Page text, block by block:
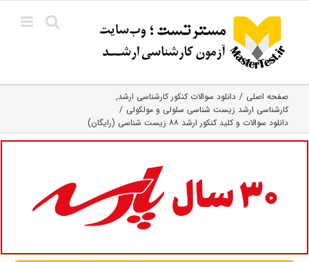
content
صفحه اصلی
دانلود سوالات کنکور کارشناسی ارشد
کارشناسی ارشد زیست شناسی سلولی و مولکولی
دانلود سوالات و کلید کنکور ارشد ۸۸ زیست شناسی (رایگان)